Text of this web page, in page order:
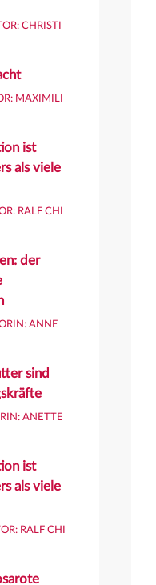
CHRISTI
MAXIMILI
ist
als viele
RALF CHI
der
ANNE
sind
ANETTE
ist
als viele
RALF CHI